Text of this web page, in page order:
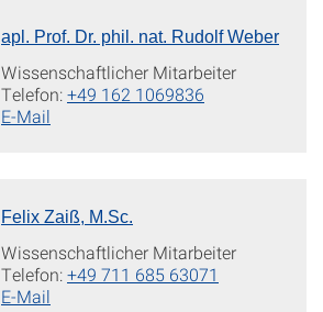
apl. Prof. Dr. phil. nat. Rudolf Weber
Wissenschaftlicher Mitarbeiter
Telefon:+49 162 1069836
E-Mail
Felix Zaiß, M.Sc.
Wissenschaftlicher Mitarbeiter
Telefon:+49 711 685 63071
E-Mail